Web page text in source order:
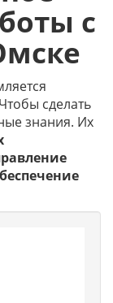
с
сделать
знания. Их